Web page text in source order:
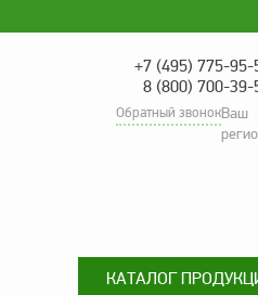
+7 (495) 775-95-
8 (800) 700-39-
Обратный звонокВаш
КАТАЛОГ